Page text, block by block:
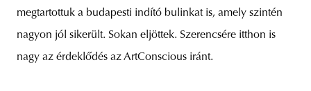
megtartottuk a budapesti indító bulinkat is, amely szintén
nagyon jól sikerült. Sokan eljöttek. Szerencsére itthon is
nagy az érdeklődés az ArtConscious iránt.